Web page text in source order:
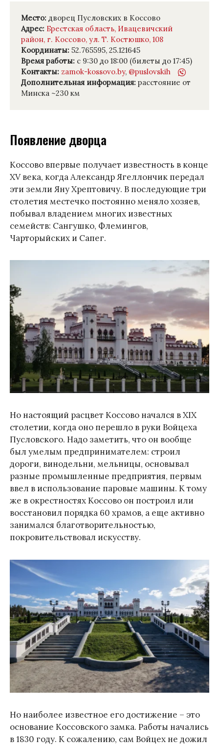
Место: дворец Пусловских в Коссово
Адрес: Брестская область, Ивацевичский
район, г. Коссово, ул. Т. Костюшко, 108
Координаты: 52.765595, 25.121645
Время работы: с 9:30 до 18:00 (билеты до 17:45)
Контакты: zamok-kossovo.by, @puslovskih
Дополнительная информация: расстояние от
Минска ~230 км
Появление дворца
Коссово впервые получает известность в конце
XV века, когда Александр Ягеллончик передал
эти земли Яну Хрептовичу. В последующие три
столетия местечко постоянно меняло хозяев,
побывал владением многих известных
семейств: Сангушко, Флемингов,
Чарторыйских и Сапег.
Но настоящий расцвет Коссово начался в XIX
столетии, когда оно перешло в руки Войцеха
Пусловского. Надо заметить, что он вообще
был умелым предпринимателем: строил
дороги, винодельни, мельницы, основывал
разные промышленные предприятия, первым
ввел в использование паровые машины. К тому
же в окрестностях Коссово он построил или
восстановил порядка 60 храмов, а еще активно
занимался благотворительностью,
покровительствовал искусству.
Но наиболее известное его достижение – это
основание Коссовского замка. Работы начались
в 1830 году. К сожалению, сам Войцех не дожил